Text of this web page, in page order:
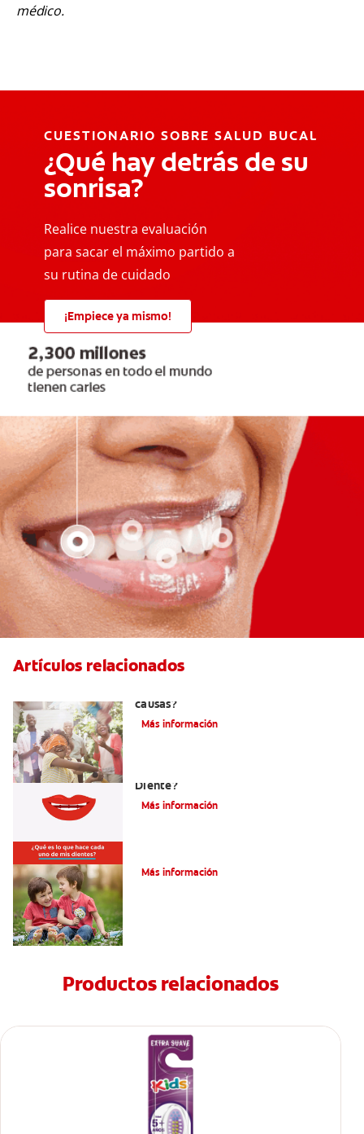
médico.
CUESTIONARIO SOBRE SALUD BUCAL
¿Qué hay detrás de su
sonrisa?
Realice nuestra evaluación
para sacar el máximo partido a
su rutina de cuidado
¡Empiece ya mismo!
Artículos relacionados
causas?
Más información
Diente?
Más información
Más información
Productos relacionados